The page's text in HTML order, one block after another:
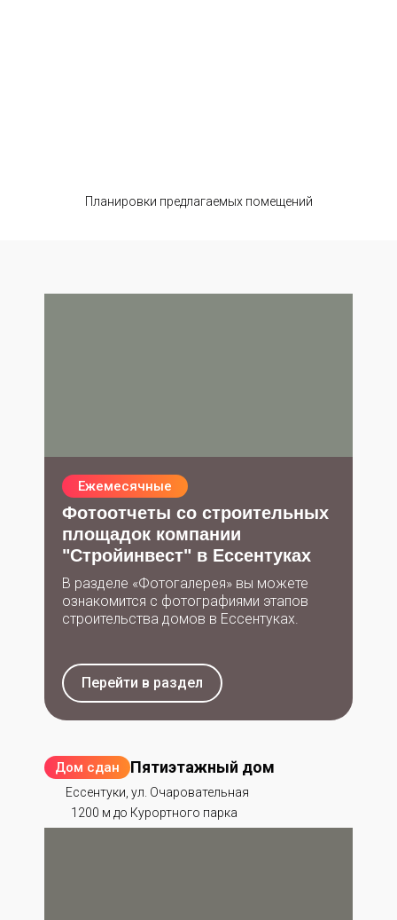
Планировки предлагаемых помещений
Ежемесячные
Фотоотчеты со строительных
площадок компании
"Стройинвест" в Ессентуках
В разделе «Фотогалерея» вы можете
ознакомится с фотографиями этапов
строительства домов в Ессентуках.
Перейти в раздел
Дом сдан Пятиэтажный дом
Ессентуки, ул. Очаровательная
1200 м до Курортного парка